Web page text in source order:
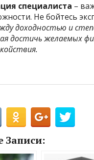
специалиста –
Не бойтесь
доходностью и
достичь желаемых
Записи: